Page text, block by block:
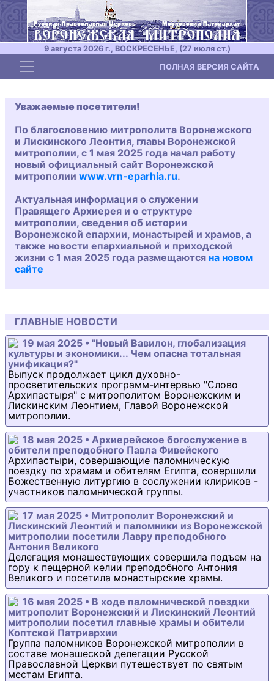
9 августа 2026 г., ВОСКРЕСЕНЬЕ, (27 июля ст.)
Toggle navigation ПОЛНАЯ ВЕРСИЯ САЙТА
Уважаемые посетители!
По благословению митрополита Воронежского
и Лискинского Леонтия, главы Воронежской
митрополии, с 1 мая 2025 года начал работу
новый официальный сайт Воронежской
митрополии www.vrn-eparhia.ru.
Актуальная информация о служении
Правящего Архиерея и о структуре
митрополии, сведения об истории
Воронежской епархии, монастырей и храмов, а
также новости епархиальной и приходской
жизни с 1 мая 2025 года размещаются на новом
сайте
ГЛАВНЫЕ НОВОСТИ
19 мая 2025 • "Новый Вавилон, глобализация
культуры и экономики... Чем опасна тотальная
унификация?"
Выпуск продолжает цикл духовно-
просветительских программ-интервью "Слово
Архипастыря" с митрополитом Воронежским и
Лискинским Леонтием, Главой Воронежской
митрополии.
18 мая 2025 • Архиерейское богослужение в
обители преподобного Павла Фивейского
Архипастыри, совершающие паломническую
поездку по храмам и обителям Египта, совершили
Божественную литургию в сослужении клириков -
участников паломнической группы.
17 мая 2025 • Митрополит Воронежский и
Лискинский Леонтий и паломники из Воронежской
митрополии посетили Лавру преподобного
Антония Великого
Делегация монашествующих совершила подъем на
гору к пещерной келии преподобного Антония
Великого и посетила монастырские храмы.
16 мая 2025 • В ходе паломнической поездки
митрополит Воронежский и Лискинский Леонтий
митрополии посетил главные храмы и обители
Коптской Патриархии
Группа паломников Воронежской митрополии в
составе монашеской делегации Русской
Православной Церкви путешествует по святым
местам Египта.